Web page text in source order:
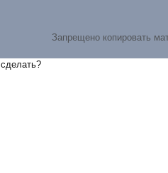
Запрещено копировать